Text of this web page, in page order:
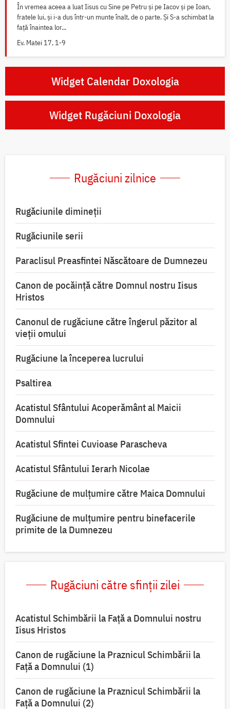
În vremea aceea a luat Iisus cu Sine pe Petru și pe Iacov și pe Ioan,
fratele lui, și i-a dus într-un munte înalt, de o parte. Și S-a schimbat la
față înaintea lor...
Ev. Matei 17, 1-9
Widget Calendar Doxologia
Widget Rugăciuni Doxologia
Rugăciuni zilnice
Rugăciunile dimineții
Rugăciunile serii
Paraclisul Preasfintei Născătoare de Dumnezeu
Canon de pocăință către Domnul nostru Iisus
Hristos
Canonul de rugăciune către îngerul păzitor al
vieții omului
Rugăciune la începerea lucrului
Psaltirea
Acatistul Sfântului Acoperământ al Maicii
Domnului
Acatistul Sfintei Cuvioase Parascheva
Acatistul Sfântului Ierarh Nicolae
Rugăciune de mulţumire către Maica Domnului
Rugăciune de mulțumire pentru binefacerile
primite de la Dumnezeu
Rugăciuni către sfinții zilei
Acatistul Schimbării la Faţă a Domnului nostru
Iisus Hristos
Canon de rugăciune la Praznicul Schimbării la
Faţă a Domnului (1)
Canon de rugăciune la Praznicul Schimbării la
Faţă a Domnului (2)